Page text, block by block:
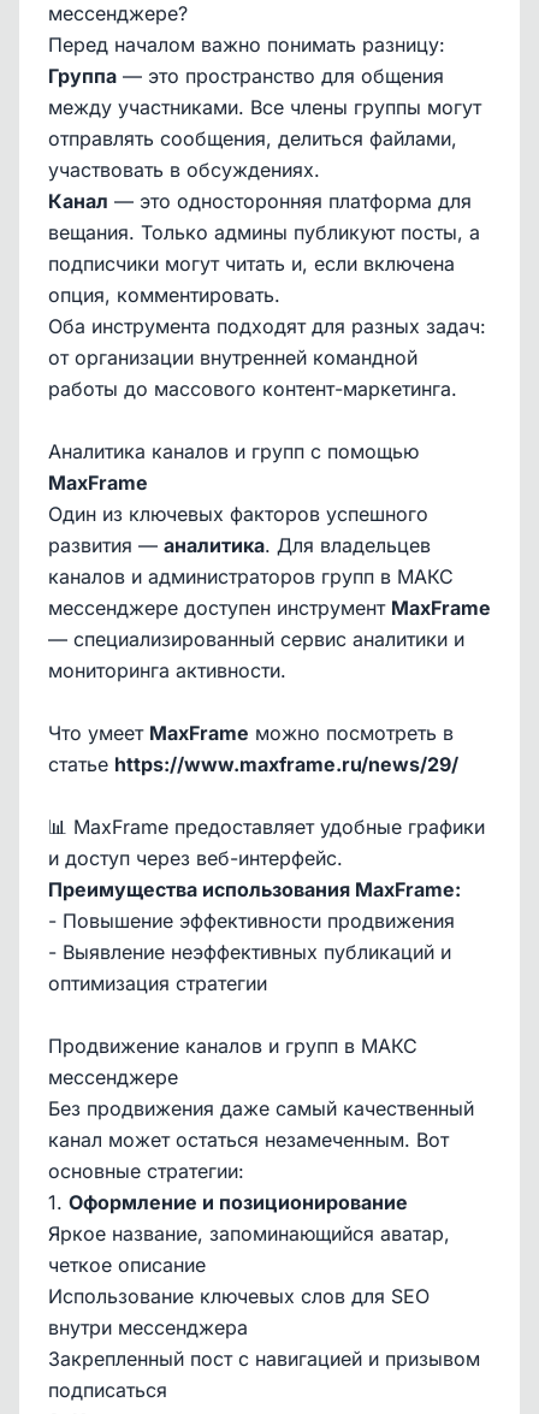
мессенджере?
Перед началом важно понимать разницу:
Группа — это пространство для общения
между участниками. Все члены группы могут
отправлять сообщения, делиться файлами,
участвовать в обсуждениях.
Канал — это односторонняя платформа для
вещания. Только админы публикуют посты, а
подписчики могут читать и, если включена
опция, комментировать.
Оба инструмента подходят для разных задач:
от организации внутренней командной
работы до массового контент-маркетинга.
Аналитика каналов и групп с помощью
MaxFrame
Один из ключевых факторов успешного
развития — аналитика. Для владельцев
каналов и администраторов групп в МАКС
мессенджере доступен инструмент MaxFrame
— специализированный сервис аналитики и
мониторинга активности.
Что умеет MaxFrame можно посмотреть в
статье https://www.maxframe.ru/news/29/
📊 MaxFrame предоставляет удобные графики
и доступ через веб-интерфейс.
Преимущества использования MaxFrame:
- Повышение эффективности продвижения
- Выявление неэффективных публикаций и
оптимизация стратегии
Продвижение каналов и групп в МАКС
мессенджере
Без продвижения даже самый качественный
канал может остаться незамеченным. Вот
основные стратегии:
1. Оформление и позиционирование
Яркое название, запоминающийся аватар,
четкое описание
Использование ключевых слов для SEO
внутри мессенджера
Закрепленный пост с навигацией и призывом
подписаться